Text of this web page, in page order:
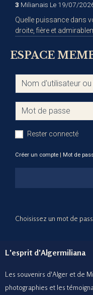
3 Milianais Le 19/07/
Quelle puissance dans
droite, fière et
ESPACE
Rester connecté
Créer un compte Mot de
Choisissez un mot de
L'esprit d'Algermiliana
Les souvenirs d'Alger et de
photographies et les